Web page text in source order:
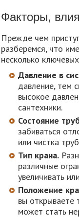
Факторы,
Прежде чем
разберемся, что
несколько
Давление в
давление, тем
высокое
сантехники.
Состояние
забиваться
или чистка
Тип крана.
различные
увеличивать
Положение
вы открываете
может стать